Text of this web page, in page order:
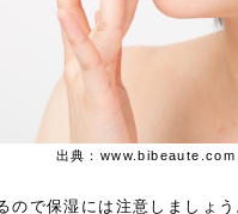
出典：www.bibeaute.com
ので保湿には注意しましょ